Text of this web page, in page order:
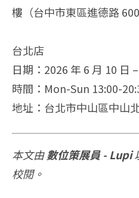
樓（台中市東區進德路 600
台北店
日期：2026 年 6 月 10 日
時間：Mon-Sun 13:00-
地址：台北市中山區中山
本文由數位策展員 - Lupi
校閱。